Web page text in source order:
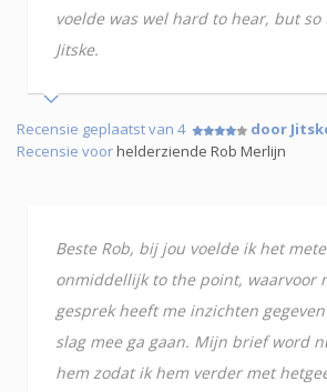
voelde was wel hard to hear, but
Jitske.
Recensie geplaatst van 4 door
Recensie voorhelderziende Rob Merlijn
Beste Rob, bij jou voelde ik het
onmiddellijk to the point, waarvoor
gesprek heeft me inzichten
slag mee ga gaan. Mijn brief word
hem zodat ik hem verder met